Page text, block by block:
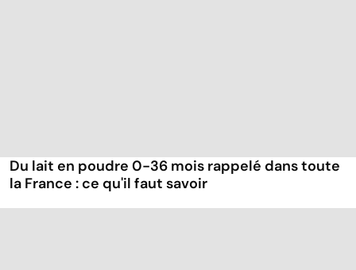
Du lait en poudre 0-36 mois rappelé dans toute
la France : ce qu'il faut savoir